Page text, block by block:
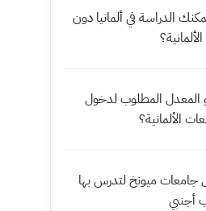
الدراسة في ألمانيا دون
المعدل المطلوب لدخول
الألمانية؟
ميونخ لتدرس بها
أجنبي